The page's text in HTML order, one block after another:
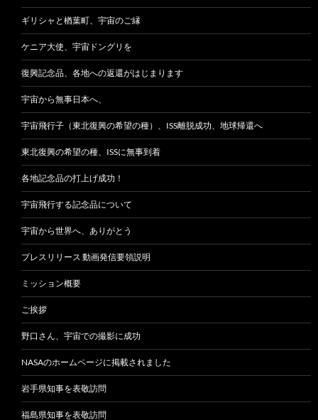
ギリシャと楢葉町、宇宙のご縁
ケニア大使、宇宙ドングリを
復興記念品、各地への返還がはじまります
宇宙から無事日本へ、
宇宙飛行子（東北復興の希望の種）、ISS離脱成功、地球帰還へ
東北復興の希望の種、ISSに無事到着
各地記念品の打上げ成功！
宇宙飛行する記念品について
宇宙から世界へ、ありがとう
プレスリリース 動画発信要領説明
ミッション概要
ご挨拶
野口さん、宇宙での撮影に成功
NASAのホームページに掲載されました
岩手県知事を表敬訪問
福島県知事を表敬訪問